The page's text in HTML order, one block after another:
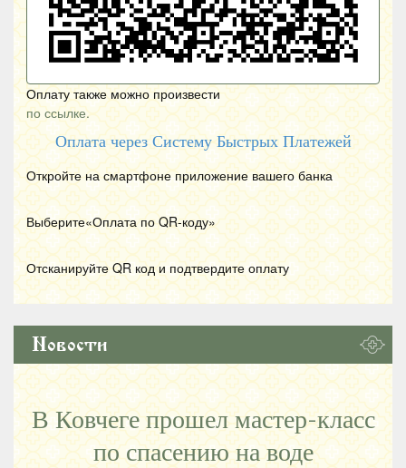
Оплату также можно произвести
по ссылке.
Оплата через Систему Быстрых Платежей
Откройте на смартфоне приложение вашего банка
Выберите«Оплата по QR-коду»
Отсканируйте QR код и подтвердите оплату
Новости
В Ковчеге прошел мастер-класс
по спасению на воде